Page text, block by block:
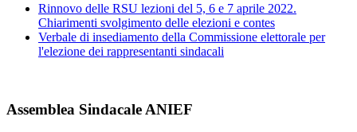
Rinnovo delle RSU lezioni del 5, 6 e 7 aprile 2022.
Chiarimenti svolgimento delle elezioni e contes
Verbale di insediamento della Commissione elettorale per
l'elezione dei rappresentanti sindacali
Assemblea Sindacale ANIEF